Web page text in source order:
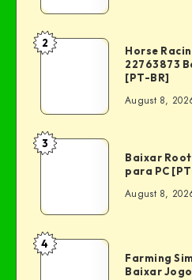
2
Horse
22763873
[PT-BR]
August 8,
3
Baixar
para PC
August 8,
4
Farming
Baixar